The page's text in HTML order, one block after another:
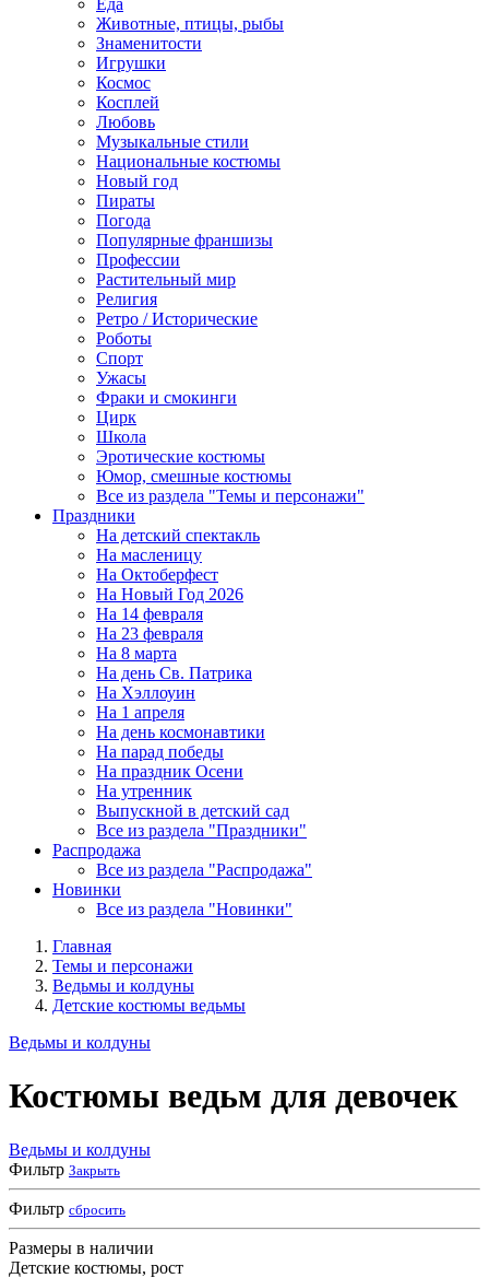
Еда
Животные, птицы, рыбы
Знаменитости
Игрушки
Космос
Косплей
Любовь
Музыкальные стили
Национальные костюмы
Новый год
Пираты
Погода
Популярные франшизы
Профессии
Растительный мир
Религия
Ретро / Исторические
Роботы
Спорт
Ужасы
Фраки и смокинги
Цирк
Школа
Эротические костюмы
Юмор, смешные костюмы
Все из раздела "Темы и персонажи"
Праздники
На детский спектакль
На масленицу
На Октоберфест
На Новый Год 2026
На 14 февраля
На 23 февраля
На 8 марта
На день Св. Патрика
На Хэллоуин
На 1 апреля
На день космонавтики
На парад победы
На праздник Осени
На утренник
Выпускной в детский сад
Все из раздела "Праздники"
Распродажа
Все из раздела "Распродажа"
Новинки
Все из раздела "Новинки"
Главная
Темы и персонажи
Ведьмы и колдуны
Детские костюмы ведьмы
Ведьмы и колдуны
Костюмы ведьм для девочек
Ведьмы и колдуны
Фильтр Закрыть
Фильтр сбросить
Размеры в наличии
Детские костюмы, рост